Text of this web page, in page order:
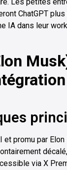
ChatGPT
IA dans leur
et promu par
via X